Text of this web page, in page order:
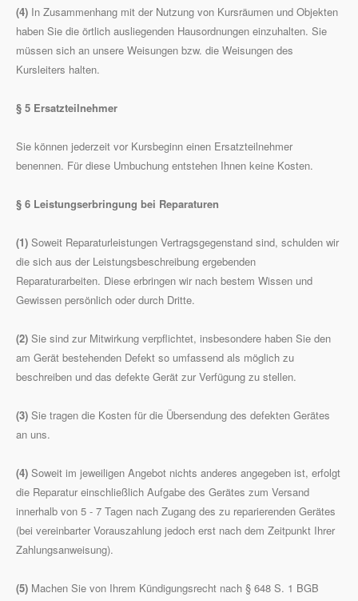
(4) In Zusammenhang mit der Nutzung von Kursräumen und Objekten
haben Sie die örtlich ausliegenden Hausordnungen einzuhalten. Sie
müssen sich an unsere Weisungen bzw. die Weisungen des
Kursleiters halten.
§ 5 Ersatzteilnehmer
Sie können jederzeit vor Kursbeginn einen Ersatzteilnehmer
benennen. Für diese Umbuchung entstehen Ihnen keine Kosten.
§ 6 Leistungserbringung bei Reparaturen
(1) Soweit Reparaturleistungen Vertragsgegenstand sind, schulden wir
die sich aus der Leistungsbeschreibung ergebenden
Reparaturarbeiten. Diese erbringen wir nach bestem Wissen und
Gewissen persönlich oder durch Dritte.
(2) Sie sind zur Mitwirkung verpflichtet, insbesondere haben Sie den
am Gerät bestehenden Defekt so umfassend als möglich zu
beschreiben und das defekte Gerät zur Verfügung zu stellen.
(3) Sie tragen die Kosten für die Übersendung des defekten Gerätes
an uns.
(4) Soweit im jeweiligen Angebot nichts anderes angegeben ist, erfolgt
die Reparatur einschließlich Aufgabe des Gerätes zum Versand
innerhalb von 5 - 7 Tagen nach Zugang des zu reparierenden Gerätes
(bei vereinbarter Vorauszahlung jedoch erst nach dem Zeitpunkt Ihrer
Zahlungsanweisung).
(5) Machen Sie von Ihrem Kündigungsrecht nach § 648 S. 1 BGB